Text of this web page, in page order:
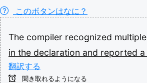
このボタンはなに？
The compiler recognized multiple
in the declaration and reported a
翻訳する
聞き取れるようになる